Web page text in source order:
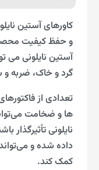
کاورهای آستین
و حفظ کیفیت
آستین نایلونی می
گرد و خاک، ضربه
تعدادی از
ها و ضخامت
نایلونی تأثیرگذار
داده شده و
کمک کند.